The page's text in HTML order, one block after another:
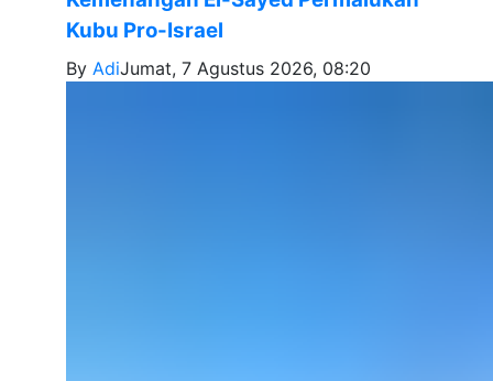
Kubu Pro-Israel
By AdiJumat, 7 Agustus 2026, 08:20